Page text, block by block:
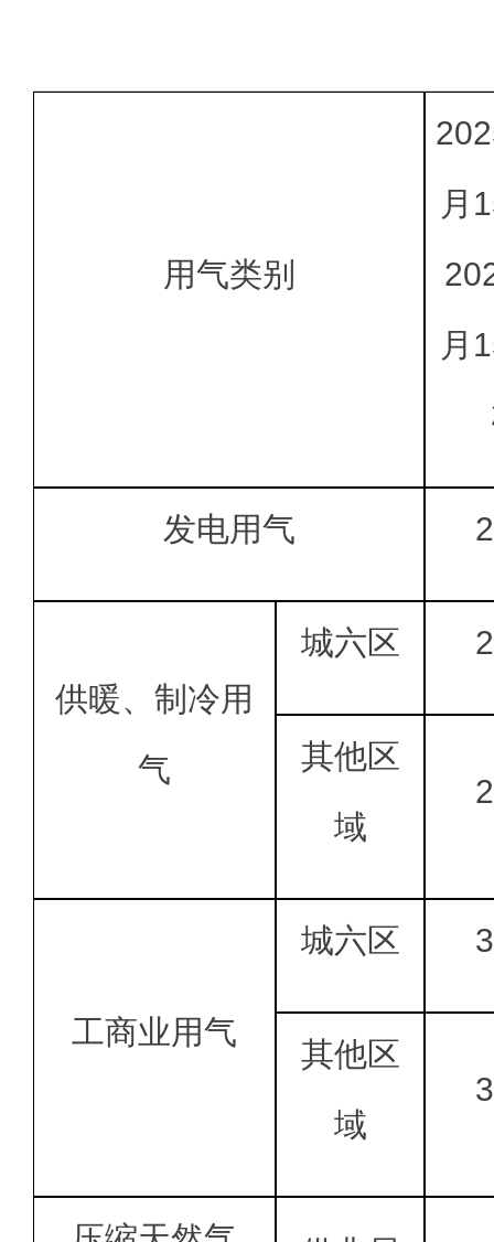
用气类别
月
月
发电用气
供暖、制冷用
气
城六区
其他区
域
工商业用气
城六区
其他区
域